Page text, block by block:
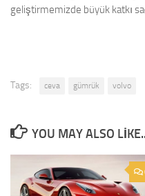
geliştirmemizde büyük katkı
Tags: ceva gümrük volvo
YOU MAY ALSO